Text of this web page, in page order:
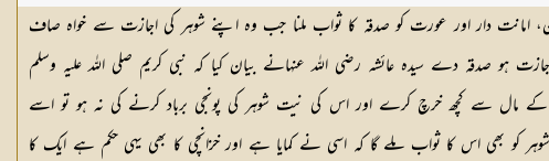
امانت دار اور عورت کو صدقہ کا ثواب ملنا جب وہ اپنے شوہر کی اجازت سے خواہ صاف
ہو صدقہ دے سیدہ عائشہ رضی اللہ عنہانے بیان کیا کہ نبی کریم صلی اللہ علیہ وسلم
کے مال سے کچھ خرچ کرے اور اس کی نیت شوہر کی پونجی برباد کرنے کی نہ ہو تو اسے
کو بھی اس کا ثواب ملے گا کہ اسی نے کمایا ہے اور خزانچی کا بھی یہی حکم ہے ایک کا